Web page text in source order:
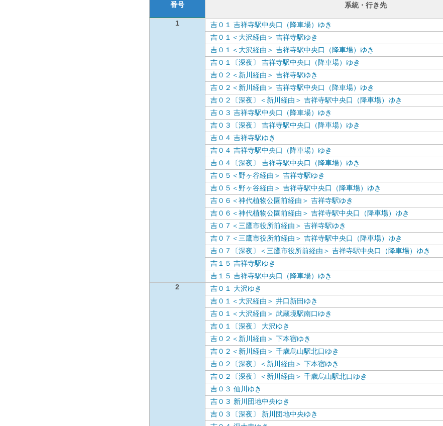
番号
系統・行き先
1
吉０１ 吉祥寺駅中央口（降車場）ゆき
吉０１＜大沢経由＞ 吉祥寺駅ゆき
吉０１＜大沢経由＞ 吉祥寺駅中央口（降車場）ゆき
吉０１〔深夜〕 吉祥寺駅中央口（降車場）ゆき
吉０２＜新川経由＞ 吉祥寺駅ゆき
吉０２＜新川経由＞ 吉祥寺駅中央口（降車場）ゆき
吉０２〔深夜〕＜新川経由＞ 吉祥寺駅中央口（降車場）ゆき
吉０３ 吉祥寺駅中央口（降車場）ゆき
吉０３〔深夜〕 吉祥寺駅中央口（降車場）ゆき
吉０４ 吉祥寺駅ゆき
吉０４ 吉祥寺駅中央口（降車場）ゆき
吉０４〔深夜〕 吉祥寺駅中央口（降車場）ゆき
吉０５＜野ヶ谷経由＞ 吉祥寺駅ゆき
吉０５＜野ヶ谷経由＞ 吉祥寺駅中央口（降車場）ゆき
吉０６＜神代植物公園前経由＞ 吉祥寺駅ゆき
吉０６＜神代植物公園前経由＞ 吉祥寺駅中央口（降車場）ゆき
吉０７＜三鷹市役所前経由＞ 吉祥寺駅ゆき
吉０７＜三鷹市役所前経由＞ 吉祥寺駅中央口（降車場）ゆき
吉０７〔深夜〕＜三鷹市役所前経由＞ 吉祥寺駅中央口（降車場）ゆき
吉１５ 吉祥寺駅ゆき
吉１５ 吉祥寺駅中央口（降車場）ゆき
2
吉０１ 大沢ゆき
吉０１＜大沢経由＞ 井口新田ゆき
吉０１＜大沢経由＞ 武蔵境駅南口ゆき
吉０１〔深夜〕 大沢ゆき
吉０２＜新川経由＞ 下本宿ゆき
吉０２＜新川経由＞ 千歳烏山駅北口ゆき
吉０２〔深夜〕＜新川経由＞ 下本宿ゆき
吉０２〔深夜〕＜新川経由＞ 千歳烏山駅北口ゆき
吉０３ 仙川ゆき
吉０３ 新川団地中央ゆき
吉０３〔深夜〕 新川団地中央ゆき